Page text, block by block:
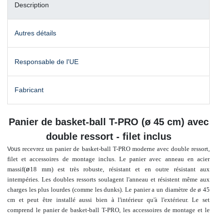
Description
Autres détails
Responsable de l'UE
Fabricant
Panier de basket-ball T-PRO (ø 45 cm) avec
double ressort - filet inclus
Vous recevrez un panier de basket-ball T-PRO moderne avec double ressort,
filet et accessoires de montage inclus.Le panier avec anneau en acier
massif(ø18 mm) est très robuste, résistant et en outre résistant aux
intempéries. Les doubles ressorts soulagent l'anneau et résistent même aux
charges les plus lourdes (comme les dunks). Le panier a un diamètre de ø 45
cm et peut être installé aussi bien à l'intérieur qu'à l'extérieur. Le set
comprend le panier de basket-ball T-PRO, les accessoires de montage et le